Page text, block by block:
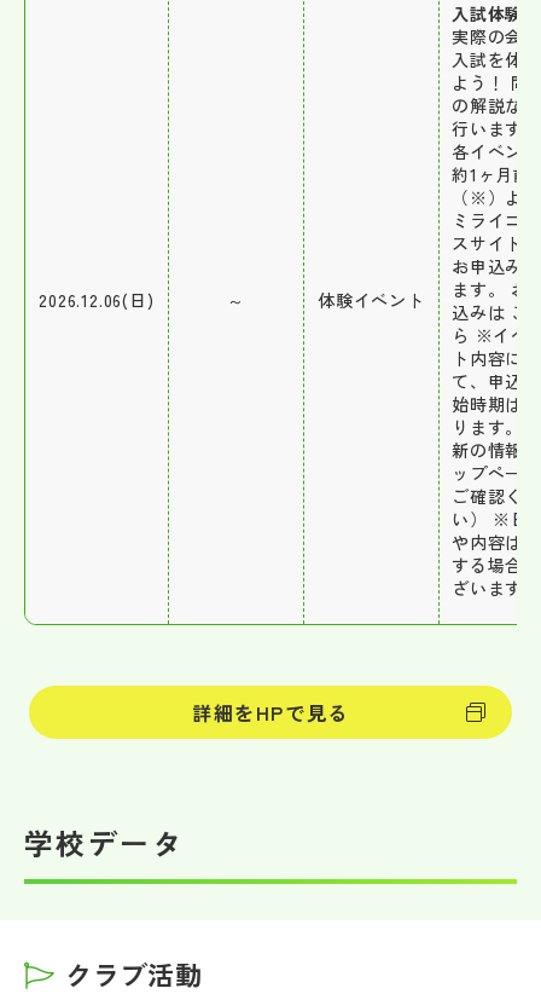
2026.12.06(日) ～ 体験イベント
入試体験会
実際の会
入試を体
よう！ 問
の解説な
行います。
各イベン
約1ヶ月前
（※）よ
ミライコ
スサイト
お申込み
ます。 お
込みは こ
ら ※イベ
ト内容に
て、申込
始時期は
ります。
新の情報
ップペー
ご確認く
い） ※日
や内容は
する場合
ざいます。
詳細をHPで見る
学校データ
クラブ活動